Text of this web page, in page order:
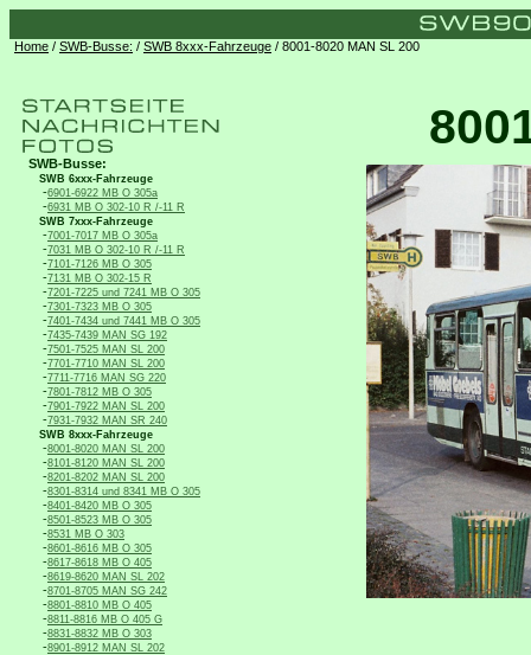
Home / SWB-Busse: / SWB 8xxx-Fahrzeuge / 8001-8020 MAN SL 200
SWB-Busse:
SWB 6xxx-Fahrzeuge
-6901-6922 MB O 305a
-6931 MB O 302-10 R /-11 R
SWB 7xxx-Fahrzeuge
-7001-7017 MB O 305a
-7031 MB O 302-10 R /-11 R
-7101-7126 MB O 305
-7131 MB O 302-15 R
-7201-7225 und 7241 MB O 305
-7301-7323 MB O 305
-7401-7434 und 7441 MB O 305
-7435-7439 MAN SG 192
-7501-7525 MAN SL 200
-7701-7710 MAN SL 200
-7711-7716 MAN SG 220
-7801-7812 MB O 305
-7901-7922 MAN SL 200
-7931-7932 MAN SR 240
SWB 8xxx-Fahrzeuge
-8001-8020 MAN SL 200
-8101-8120 MAN SL 200
-8201-8202 MAN SL 200
-8301-8314 und 8341 MB O 305
-8401-8420 MB O 305
-8501-8523 MB O 305
-8531 MB O 303
-8601-8616 MB O 305
-8617-8618 MB O 405
-8619-8620 MAN SL 202
-8701-8705 MAN SG 242
-8801-8810 MB O 405
-8811-8816 MB O 405 G
-8831-8832 MB O 303
-8901-8912 MAN SL 202